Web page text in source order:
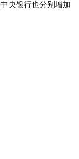
央银行也分别增加